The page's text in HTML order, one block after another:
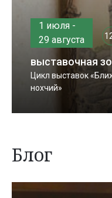
1 июля -
29 августа
выставочная
Цикл выставок
нохчий»
Блог